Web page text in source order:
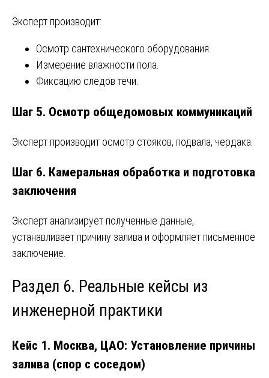
Эксперт производит:
Осмотр сантехнического оборудования.
Измерение влажности пола.
Фиксацию следов течи.
Шаг 5. Осмотр общедомовых коммуникаций
Эксперт производит осмотр стояков, подвала, чердака.
Шаг 6. Камеральная обработка и подготовка
заключения
Эксперт анализирует полученные данные,
устанавливает причину залива и оформляет письменное
заключение.
Раздел 6. Реальные кейсы из
инженерной практики
Кейс 1. Москва, ЦАО: Установление причины
залива (спор с соседом)